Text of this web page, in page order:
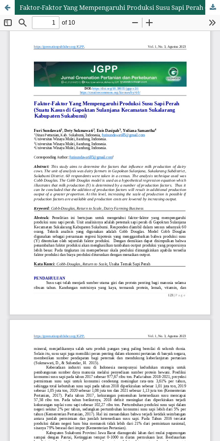
Faktor-Faktor Yang Mempengaruhi Produksi Susu Sapi Perah (Suatu Kasus di Gapoktan Sulanjana Kecamatan Sukalarang Kabupaten Sukabumi)